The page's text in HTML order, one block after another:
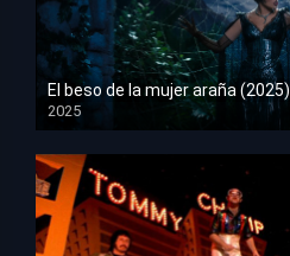
El beso de la mujer araña (2025)
2025
HD 1080p